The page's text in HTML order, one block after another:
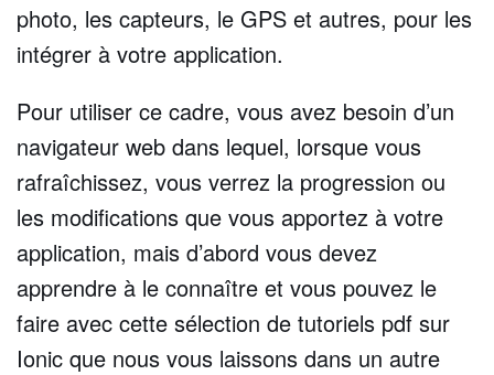
photo, les capteurs, le GPS et autres, pour les
intégrer à votre application.
Pour utiliser ce cadre, vous avez besoin d’un
navigateur web dans lequel, lorsque vous
rafraîchissez, vous verrez la progression ou
les modifications que vous apportez à votre
application, mais d’abord vous devez
apprendre à le connaître et vous pouvez le
faire avec cette sélection de tutoriels pdf sur
Ionic que nous vous laissons dans un autre